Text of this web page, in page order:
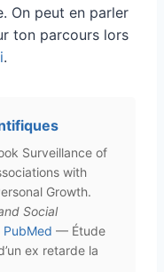
On peut en parler
ton parcours lors
.
Surveillance of
with
Growth.
Social
PubMed — Étude
ex retarde la